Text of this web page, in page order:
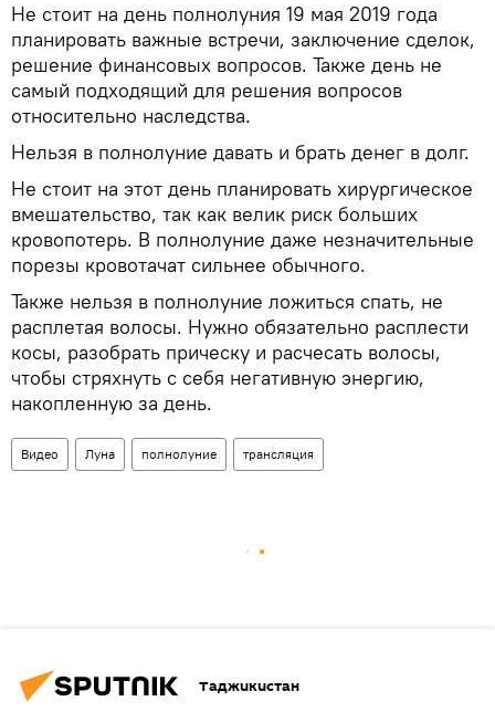
Не стоит на день полнолуния 19 мая 2019 года
планировать важные встречи, заключение сделок,
решение финансовых вопросов. Также день не
самый подходящий для решения вопросов
относительно наследства.
Нельзя в полнолуние давать и брать денег в долг.
Не стоит на этот день планировать хирургическое
вмешательство, так как велик риск больших
кровопотерь. В полнолуние даже незначительные
порезы кровотачат сильнее обычного.
Также нельзя в полнолуние ложиться спать, не
расплетая волосы. Нужно обязательно расплести
косы, разобрать прическу и расчесать волосы,
чтобы стряхнуть с себя негативную энергию,
накопленную за день.
Видео Луна полнолуние трансляция
Таджикистан